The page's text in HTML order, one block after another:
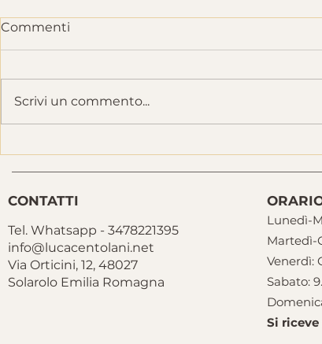
effetto avrà sul mio
energetici della Dietetica
Cinese)
Commenti
Scrivi un commento...
CONTATTI
Tel. Whatsapp - 3478221395
info@lucacentolani.net
Via Orticini, 12, 48027
Solarolo Emilia Romagna
Lunedì-
Martedì-
Venerdì:
Sabato:
Si